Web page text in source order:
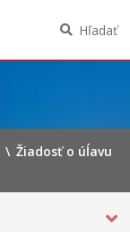
Hľadať
\ Žiadosť o úĺavu